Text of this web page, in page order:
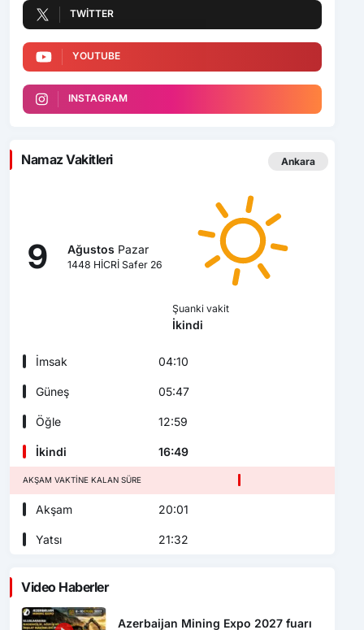
TWITTER
YOUTUBE
INSTAGRAM
Namaz Vakitleri Ankara
9 Ağustos Pazar
1448 HİCRİ Safer 26
Şuanki vakit
İkindi
İmsak 04:10
Güneş 05:47
Öğle 12:59
İkindi 16:49
AKŞAM VAKTINE KALAN SÜRE
Akşam 20:01
Yatsı 21:32
Video Haberler
Azerbaijan Mining Expo 2027 fuarı